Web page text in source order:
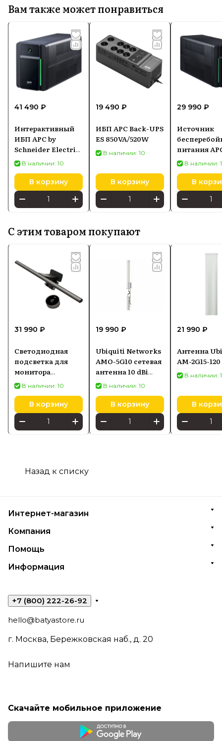
Вам также может понравиться
41 490 ₽
Интерактивный
ИБП APC by
Schneider Electric
Back-UPS 2200VA,
230V (BX2200MI)
черный
В наличии: 10
В корзину
19 490 ₽
ИБП APC Back-UPS
ES 850VA/520W
В наличии: 10
В корзину
29 990 ₽
Источник
питания
BVX2200LI
UPS BVX
230V, AVR,
Sockets
В наличии:
В
С этим товаром покупают
31 990 ₽
Светодиодная
подсветка для
монитора
SCREENBAR HALO
2
В наличии: 10
В корзину
19 990 ₽
Ubiquiti Networks
AMO-5G10 сетевая
антенна 10 dBi
Секторная
антенна
В наличии: 10
В корзину
21 990 ₽
Антенна
AM-2G15-120
В наличии:
В
Назад к списку
Интернет-магазин
Компания
Помощь
Информация
+7 (800) 222-26-92
hello@batyastore.ru
г. Москва, Бережковская наб., д. 20
Напишите нам
Скачайте мобильное приложение